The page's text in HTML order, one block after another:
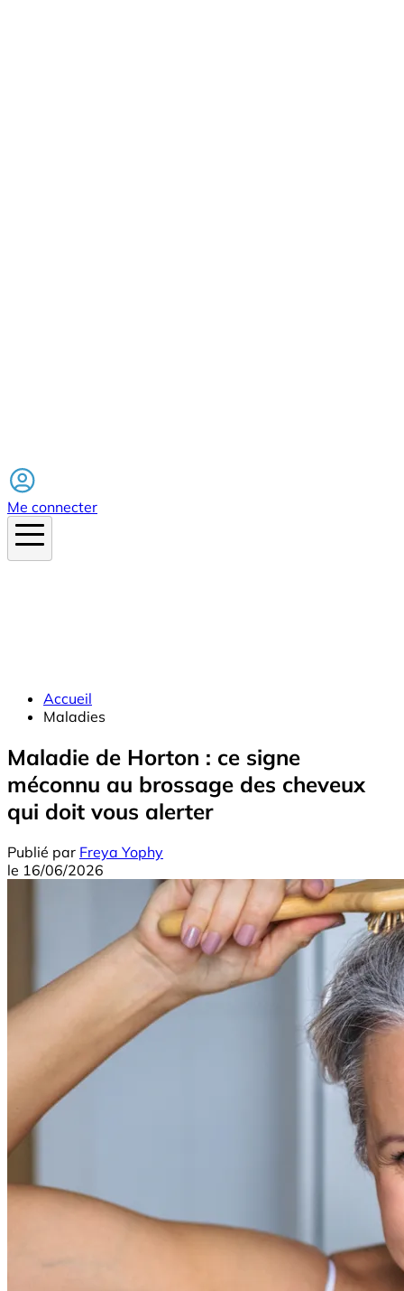
Me connecter
Accueil
Maladies
Maladie de Horton : ce signe
méconnu au brossage des cheveux
qui doit vous alerter
Publié par Freya Yophy
le 16/06/2026